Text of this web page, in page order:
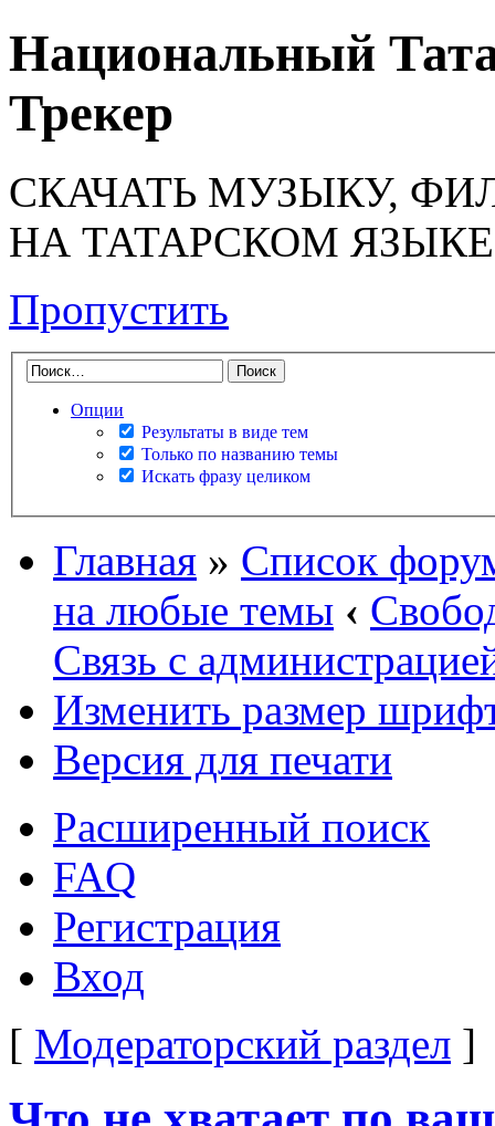
Национальный
Трекер
СКАЧАТЬ МУЗЫКУ,
НА ТАТАРСКОМ ЯЗЫКЕ
Пропустить
Опции
Результаты в виде тем
Только по названию темы
Искать фразу целиком
Главная » Список
на любые темы ‹
Связь с
Изменить размер
Версия для печати
Расширенный поиск
FAQ
Регистрация
Вход
[ Модераторский раздел ]